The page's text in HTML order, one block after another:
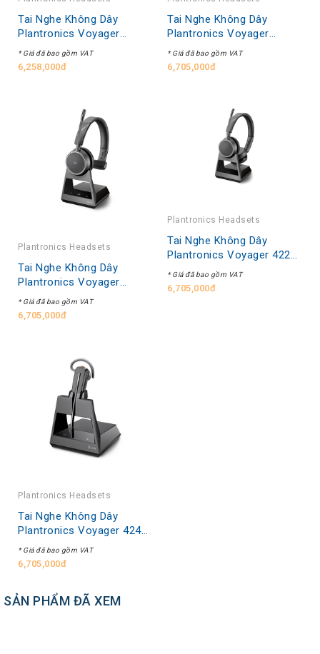
Tai Nghe Không Dây
Plantronics Voyager
V4210 D Office
* Giá đã bao gồm VAT
6,258,000đ
Tai Nghe Không Dây
Plantronics Voyager
V4210 Office MS USB-A
* Giá đã bao gồm VAT
6,705,000đ
Plantronics Headsets
Tai Nghe Không Dây
Plantronics Voyager
V4210 Office MS USB-C
* Giá đã bao gồm VAT
6,705,000đ
Plantronics Headsets
Tai Nghe Không Dây
Plantronics Voyager 4220
Office V4220 D
* Giá đã bao gồm VAT
6,705,000đ
Plantronics Headsets
Tai Nghe Không Dây
Plantronics Voyager 4245
Office V4245 CD
* Giá đã bao gồm VAT
6,705,000đ
SẢN PHẨM ĐÃ XEM